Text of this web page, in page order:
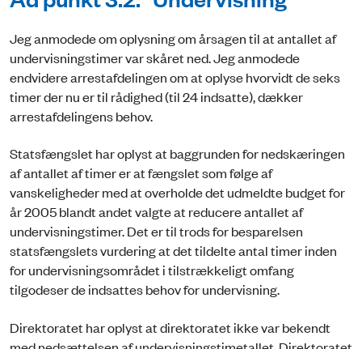
Jeg anmodede om oplysning om årsagen til at antallet af
undervisningstimer var skåret ned. Jeg anmodede
endvidere arrestafdelingen om at oplyse hvorvidt de seks
timer der nu er til rådighed (til 24 indsatte), dækker
arrestafdelingens behov.
Statsfængslet har oplyst at baggrunden for nedskæringen
af antallet af timer er at fængslet som følge af
vanskeligheder med at overholde det udmeldte budget for
år 2005 blandt andet valgte at reducere antallet af
undervisningstimer. Det er til trods for besparelsen
statsfængslets vurdering at det tildelte antal timer inden
for undervisningsområdet i tilstrækkeligt omfang
tilgodeser de indsattes behov for undervisning.
Direktoratet har oplyst at direktoratet ikke var bekendt